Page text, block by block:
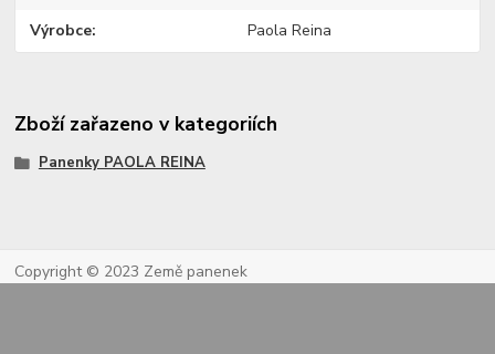
Výrobce Paola Reina
Zboží zařazeno v kategoriích
Panenky PAOLA REINA
Copyright © 2023 Země panenek